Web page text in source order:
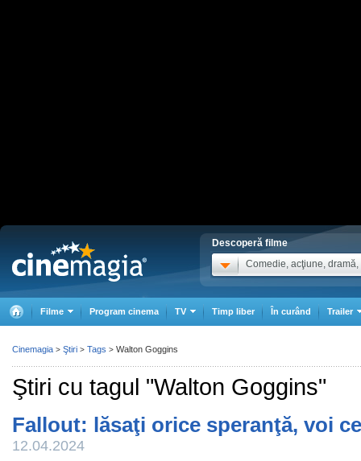
Descoperă filme
Comedie, acţiune, dramă,
Filme Program cinema TV Timp liber În curând Trailer
Ştiri cu tagul "Walton Goggins"
Fallout: lăsaţi orice speranţă, voi
12.04.2024
Cinemagia > Ştiri > Tags > Walton Goggins